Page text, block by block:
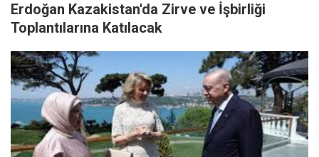
Erdoğan Kazakistan'da Zirve ve İşbirliği
Toplantılarına Katılacak